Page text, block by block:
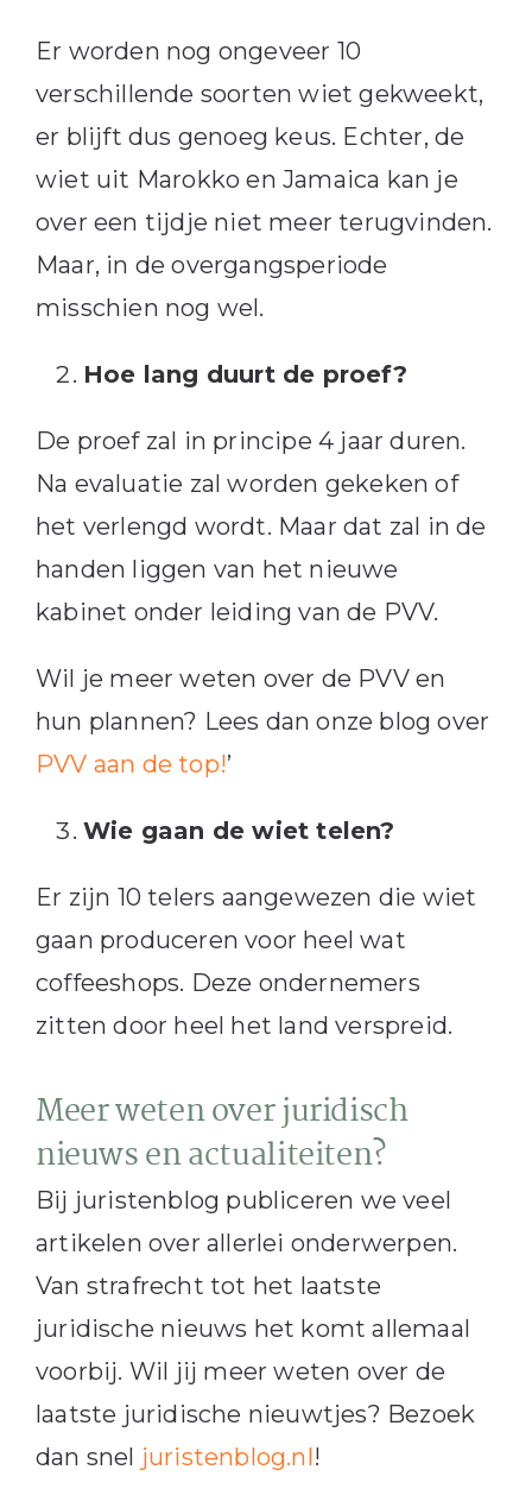
Er worden nog ongeveer 10
verschillende soorten wiet gekweekt,
er blijft dus genoeg keus. Echter, de
wiet uit Marokko en Jamaica kan je
over een tijdje niet meer terugvinden.
Maar, in de overgangsperiode
misschien nog wel.
Hoe lang duurt de proef?
De proef zal in principe 4 jaar duren.
Na evaluatie zal worden gekeken of
het verlengd wordt. Maar dat zal in de
handen liggen van het nieuwe
kabinet onder leiding van de PVV.
Wil je meer weten over de PVV en
hun plannen? Lees dan onze blog over
PVV aan de top!’
Wie gaan de wiet telen?
Er zijn 10 telers aangewezen die wiet
gaan produceren voor heel wat
coffeeshops. Deze ondernemers
zitten door heel het land verspreid.
Meer weten over juridisch
nieuws en actualiteiten?
Bij juristenblog publiceren we veel
artikelen over allerlei onderwerpen.
Van strafrecht tot het laatste
juridische nieuws het komt allemaal
voorbij. Wil jij meer weten over de
laatste juridische nieuwtjes? Bezoek
dan snel juristenblog.nl!